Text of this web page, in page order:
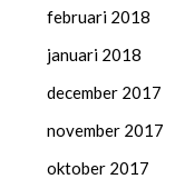
februari 2018
januari 2018
december 2017
november 2017
oktober 2017